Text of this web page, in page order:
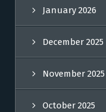
January 2026
December 2025
November 2025
October 2025